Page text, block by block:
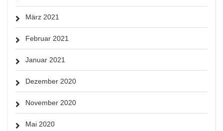
März 2021
Februar 2021
Januar 2021
Dezember 2020
November 2020
Mai 2020